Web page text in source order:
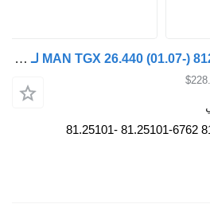
مصباح أمامي MAN TGX 26.440 (01.07-) 81251016762 لـ السيارات القاطرة MAN TGL, TGM, TGS, TGX (2005-2021)
81251016762 81251016774 81.25101-6762 81.25101-